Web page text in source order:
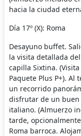
hacia la ciudad
Día 17º (X): Roma
Desayuno buffet.
la visita detallada
capilla Sixtina.
Paquete Plus P+).
un recorrido
disfrutar de un
italiano. (Almuerzo
tarde,
Roma barroca.